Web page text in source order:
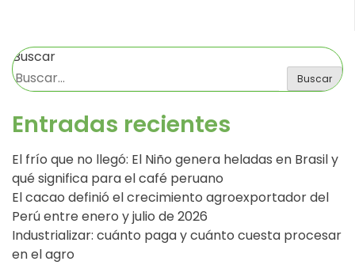
Buscar
Buscar
Entradas recientes
El frío que no llegó: El Niño genera heladas en Brasil y
qué significa para el café peruano
El cacao definió el crecimiento agroexportador del
Perú entre enero y julio de 2026
Industrializar: cuánto paga y cuánto cuesta procesar
en el agro